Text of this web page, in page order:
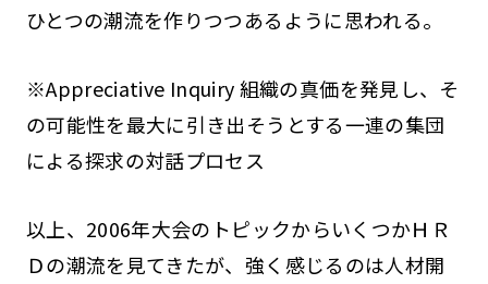
ひとつの潮流を作りつつあるように思われる。
※Appreciative Inquiry 組織の真価を発見し、そ
の可能性を最大に引き出そうとする一連の集団
による探求の対話プロセス
以上、2006年大会のトピックからいくつかＨＲ
Ｄの潮流を見てきたが、強く感じるのは人材開